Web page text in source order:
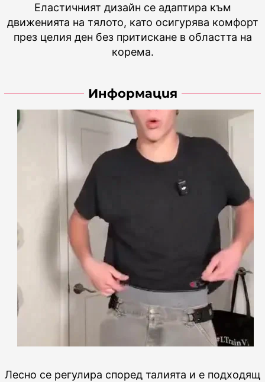
Еластичният дизайн се адаптира към
движенията на тялото, като осигурява комфорт
през целия ден без притискане в областта на
корема.
Информация
Лесно се регулира според талията и е подходящ